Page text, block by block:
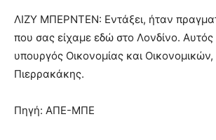
ΛΙΖΥ ΜΠΕΡΝΤΕΝ: Εντάξει, ήταν
που σας είχαμε εδώ στο Λονδίνο.
υπουργός Οικονομίας και
Πιερρακάκης.
Πηγή: ΑΠΕ-ΜΠΕ